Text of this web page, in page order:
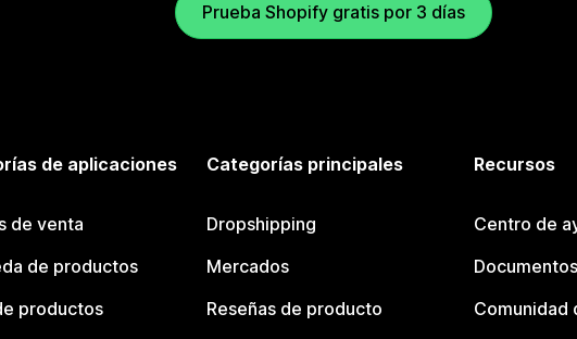
Prueba Shopify gratis por 3 días
de aplicaciones
de venta
de productos
productos
Categorías principales
Dropshipping
Mercados
Reseñas de producto
Recursos
Centro de
Comunidad